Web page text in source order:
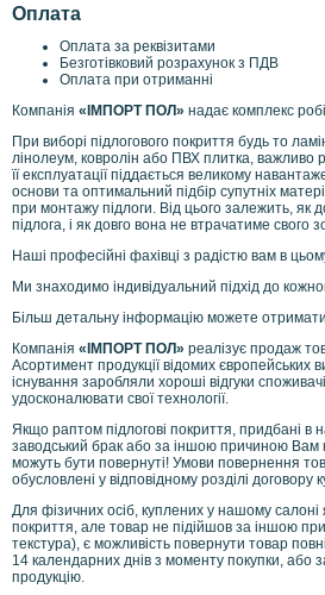
Оплата
Оплата за реквізитами
Безготівковий розрахунок з ПДВ
Оплата при отриманні
Компанія «ІМПОРТ ПОЛ» надає комплекс
При виборі підлогового покриття будь то
лінолеум, ковролін або ПВХ плитка, важливо
її експлуатації піддається великому
основи та оптимальний підбір супутніх
при монтажу підлоги. Від цього залежить, як
підлога, і як довго вона не втрачатиме свого
Наші професійні фахівці з радістю вам в
Ми знаходимо індивідуальний підхід до
Більш детальну інформацію можете
Компанія «ІМПОРТ ПОЛ» реалізує продаж
Асортимент продукції відомих європейських
існування заробляли хороші відгуки
удосконалювати свої технології.
Якщо раптом підлогові покриття, придбані в
заводський брак або за іншою причиною Вам
можуть бути повернуті! Умови повернення
обусловлені у відповідному розділі договору
Для фізичних осіб, куплених у нашому салоні
покриття, але товар не підійшов за іншою
текстура), є можливість повернути товар
14 календарних днів з моменту покупки, або
продукцію.